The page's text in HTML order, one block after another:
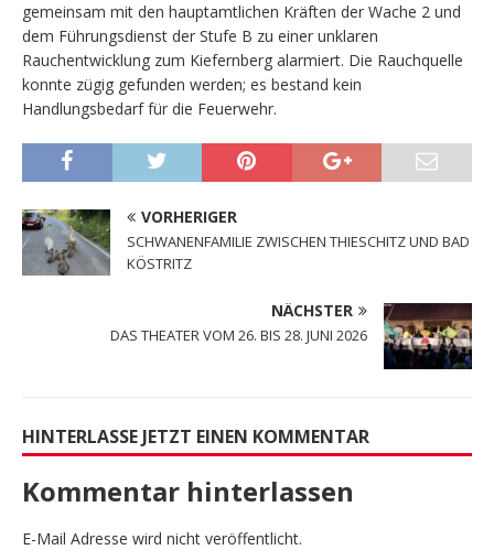
gemeinsam mit den hauptamtlichen Kräften der Wache 2 und
dem Führungsdienst der Stufe B zu einer unklaren
Rauchentwicklung zum Kiefernberg alarmiert. Die Rauchquelle
konnte zügig gefunden werden; es bestand kein
Handlungsbedarf für die Feuerwehr.
VORHERIGER
SCHWANENFAMILIE ZWISCHEN THIESCHITZ UND BAD
KÖSTRITZ
NÄCHSTER
DAS THEATER VOM 26. BIS 28. JUNI 2026
HINTERLASSE JETZT EINEN KOMMENTAR
Kommentar hinterlassen
E-Mail Adresse wird nicht veröffentlicht.